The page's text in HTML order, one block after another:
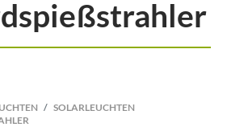
SOLARLEUCHTEN